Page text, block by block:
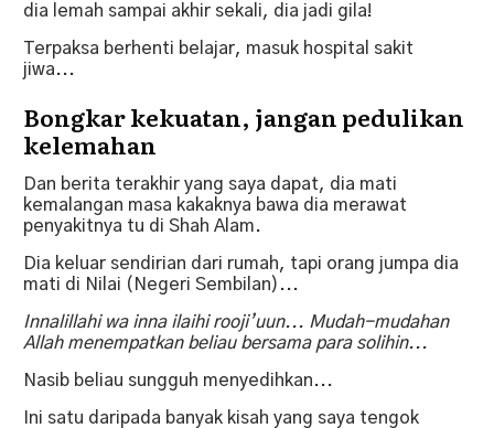
dia lemah sampai akhir sekali, dia jadi gila!
Terpaksa berhenti belajar, masuk hospital sakit
jiwa...
Bongkar kekuatan, jangan pedulikan
kelemahan
Dan berita terakhir yang saya dapat, dia mati
kemalangan masa kakaknya bawa dia merawat
penyakitnya tu di Shah Alam.
Dia keluar sendirian dari rumah, tapi orang jumpa dia
mati di Nilai (Negeri Sembilan)...
Innalillahi wa inna ilaihi rooji’uun... Mudah-mudahan
Allah menempatkan beliau bersama para solihin...
Nasib beliau sungguh menyedihkan...
Ini satu daripada banyak kisah yang saya tengok